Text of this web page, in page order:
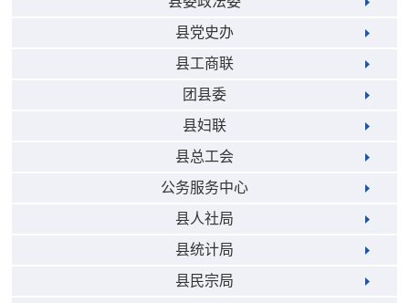
县党史办
县工商联
团县委
县妇联
县总工会
公务服务中心
县人社局
县统计局
县民宗局